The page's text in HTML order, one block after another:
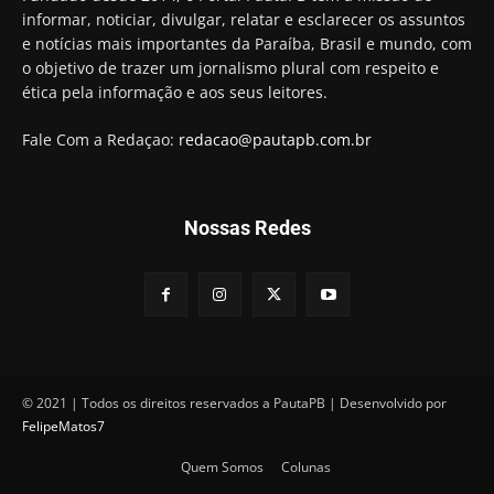
"confiscar" dinheiro de clientes
01:49
Descaso da gestão Panta deixa crianças e
professoras 'ilhadas' em creche
00:16
informar, noticiar, divulgar, relatar e esclarecer os assuntos
e notícias mais importantes da Paraíba, Brasil e mundo, com
o objetivo de trazer um jornalismo plural com respeito e
ética pela informação e aos seus leitores.
Fale Com a Redaçao: redacao@pautapb.com.br
Nossas Redes
© 2021 | Todos os direitos reservados a PautaPB | Desenvolvido por
FelipeMatos7
Quem Somos Colunas